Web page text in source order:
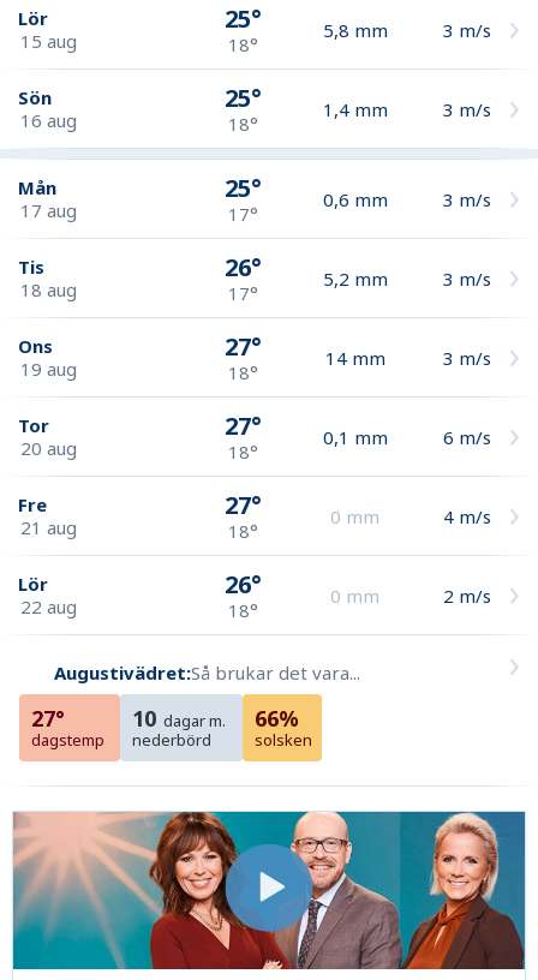
Lör
15 aug
25°
18°
5,8 mm 3 m/s
Sön
16 aug
25°
18°
1,4 mm 3 m/s
Mån
17 aug
25°
17°
0,6 mm 3 m/s
Tis
18 aug
26°
17°
5,2 mm 3 m/s
Ons
19 aug
27°
18°
14 mm 3 m/s
Tor
20 aug
27°
18°
0,1 mm 6 m/s
Fre
21 aug
27°
18°
0 mm 4 m/s
Lör
22 aug
26°
18°
0 mm 2 m/s
Augustivädret:Så brukar det vara...
27°
dagstemp
10 dagar m.
nederbörd
66%
solsken